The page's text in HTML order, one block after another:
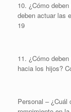
10. ¿Cómo
deben actuar las
19
11. ¿Cómo
hacia los hijos?
Personal –